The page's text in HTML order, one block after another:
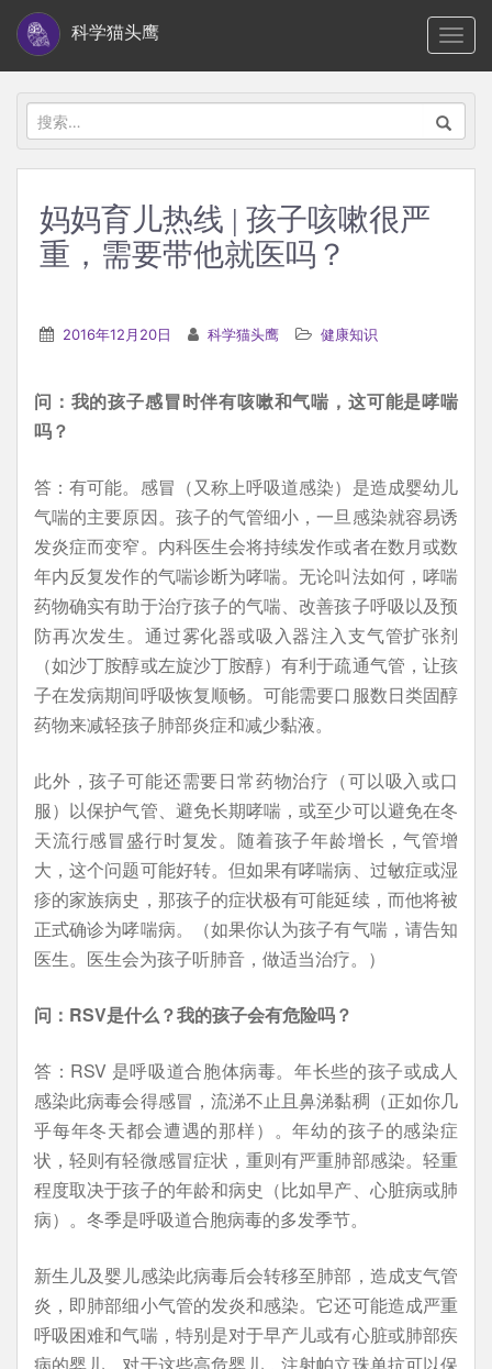
i
科学猫头鹰
搜
索：
妈妈育儿热线 | 孩子咳嗽很严
重，需要带他就医吗？
2016年12月20日 科学猫头鹰 健康知识
问：我的孩子感冒时伴有咳嗽和气喘，这可能是哮喘
吗？
答：有可能。感冒（又称上呼吸道感染）是造成婴幼儿
气喘的主要原因。孩子的气管细小，一旦感染就容易诱
发炎症而变窄。内科医生会将持续发作或者在数月或数
年内反复发作的气喘诊断为哮喘。无论叫法如何，哮喘
药物确实有助于治疗孩子的气喘、改善孩子呼吸以及预
防再次发生。通过雾化器或吸入器注入支气管扩张剂
（如沙丁胺醇或左旋沙丁胺醇）有利于疏通气管，让孩
子在发病期间呼吸恢复顺畅。可能需要口服数日类固醇
药物来减轻孩子肺部炎症和减少黏液。
此外，孩子可能还需要日常药物治疗（可以吸入或口
服）以保护气管、避免长期哮喘，或至少可以避免在冬
天流行感冒盛行时复发。随着孩子年龄增长，气管增
大，这个问题可能好转。但如果有哮喘病、过敏症或湿
疹的家族病史，那孩子的症状极有可能延续，而他将被
正式确诊为哮喘病。（如果你认为孩子有气喘，请告知
医生。医生会为孩子听肺音，做适当治疗。）
问：RSV是什么？我的孩子会有危险吗？
答：RSV 是呼吸道合胞体病毒。年长些的孩子或成人
感染此病毒会得感冒，流涕不止且鼻涕黏稠（正如你几
乎每年冬天都会遭遇的那样）。年幼的孩子的感染症
状，轻则有轻微感冒症状，重则有严重肺部感染。轻重
程度取决于孩子的年龄和病史（比如早产、心脏病或肺
病）。冬季是呼吸道合胞病毒的多发季节。
新生儿及婴儿感染此病毒后会转移至肺部，造成支气管
炎，即肺部细小气管的发炎和感染。它还可能造成严重
呼吸困难和气喘，特别是对于早产儿或有心脏或肺部疾